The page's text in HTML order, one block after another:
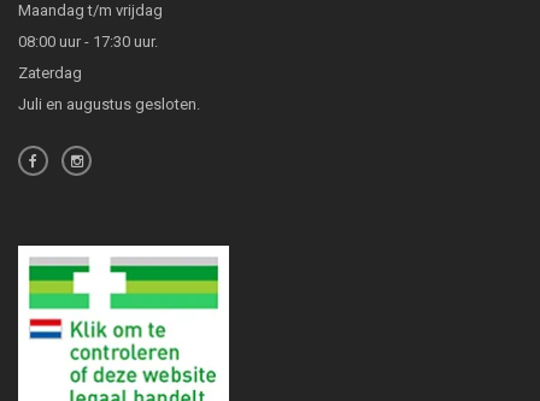
Maandag t/m vrijdag
08:00 uur - 17:30 uur.
Zaterdag
Juli en augustus gesloten.